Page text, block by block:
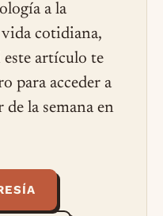
a la
cotidiana,
artículo te
para acceder a
la semana en